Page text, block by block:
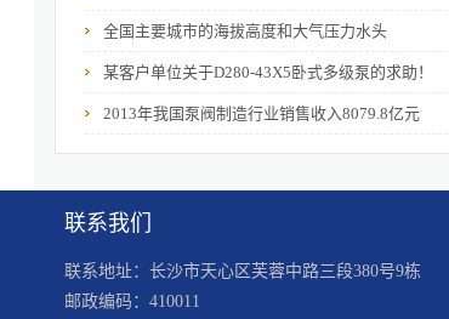
全国主要城市的海拔高度和大气压力水头
某客户单位关于D280-43X5卧式多级泵的求助！
2013年我国泵阀制造行业销售收入8079.8亿元
联系我们
联系地址：长沙市天心区芙蓉中路三段380号9栋
邮政编码：410011